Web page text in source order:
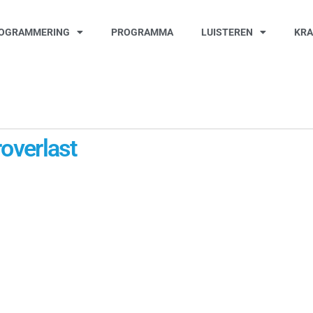
PROGRAMMA LUISTEREN